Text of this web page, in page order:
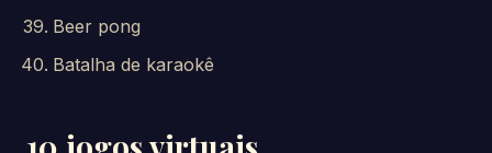
Beer pong
Batalha de karaokê